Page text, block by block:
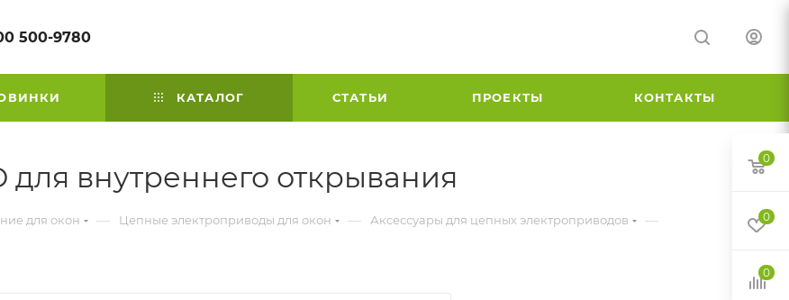
500-9780
КАТАЛОГ СТАТЬИ ПРОЕКТЫ КОНТАКТЫ
внутреннего открывания
для окон — Цепные электроприводы для окон — Аксессуары для цепных электроприводов —
0
0
0